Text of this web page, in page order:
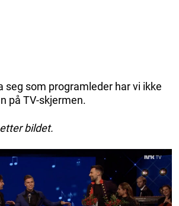
seg som programleder har vi ikke
på TV-skjermen.
bildet.